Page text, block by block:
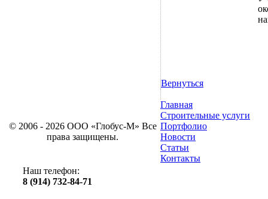
Вернуться
© 2006 - 2026 ООО «Глобус-М» Все
права защищены.
Главная
Строительные услуги
Портфолио
Новости
Статьи
Контакты
Наш телефон:
8 (914) 732-84-71